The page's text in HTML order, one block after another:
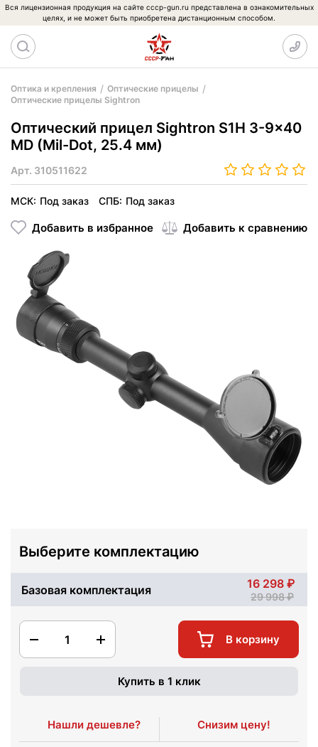
Вся лицензионная продукция на сайте cccp-gun.ru представлена в ознакомительных
целях, и не может быть приобретена дистанционным способом.
Оптика и крепления
Оптические прицелы
Оптические прицелы Sightron
Оптический прицел Sightron S1H 3-9x40
MD (Mil-Dot, 25.4 мм)
Арт. 310511622
МСК: Под заказ СПБ: Под заказ
Добавить в избранное Добавить к сравнению
Выберите комплектацию
Базовая комплектация 16 298
29 998
1 В корзину
Купить в 1 клик
Нашли дешевле? Снизим цену!